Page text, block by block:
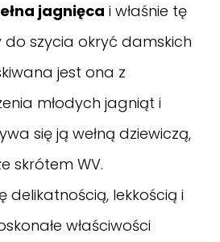
jagnięca i właśnie tę
do szycia okryć damskich
jest ona z
młodych jagniąt i
się ją wełną dziewiczą,
skrótem WV.
delikatnością, lekkością i
właściwości